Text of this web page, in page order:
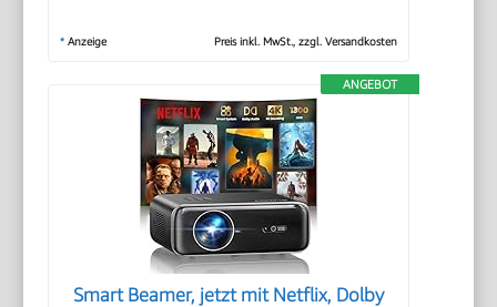
* Anzeige Preis inkl. MwSt., zzgl. Versandkosten
ANGEBOT
Smart Beamer, jetzt mit Netflix, Dolby